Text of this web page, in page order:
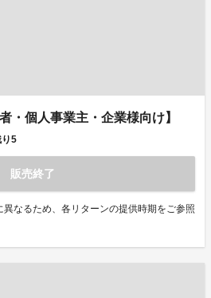
個人事業主・企業様向け】
5
販売終了
なるため、各リターンの提供時期をご参照